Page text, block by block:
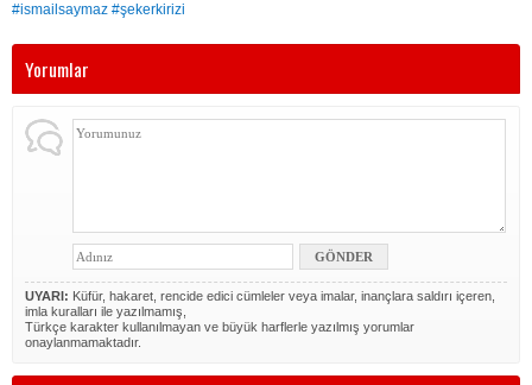
#ismailsaymaz #şekerkirizi
Yorumlar
UYARI: Küfür, hakaret, rencide edici cümleler veya imalar, inançlara saldırı içeren,
imla kuralları ile yazılmamış,
Türkçe karakter kullanılmayan ve büyük harflerle yazılmış yorumlar
onaylanmamaktadır.